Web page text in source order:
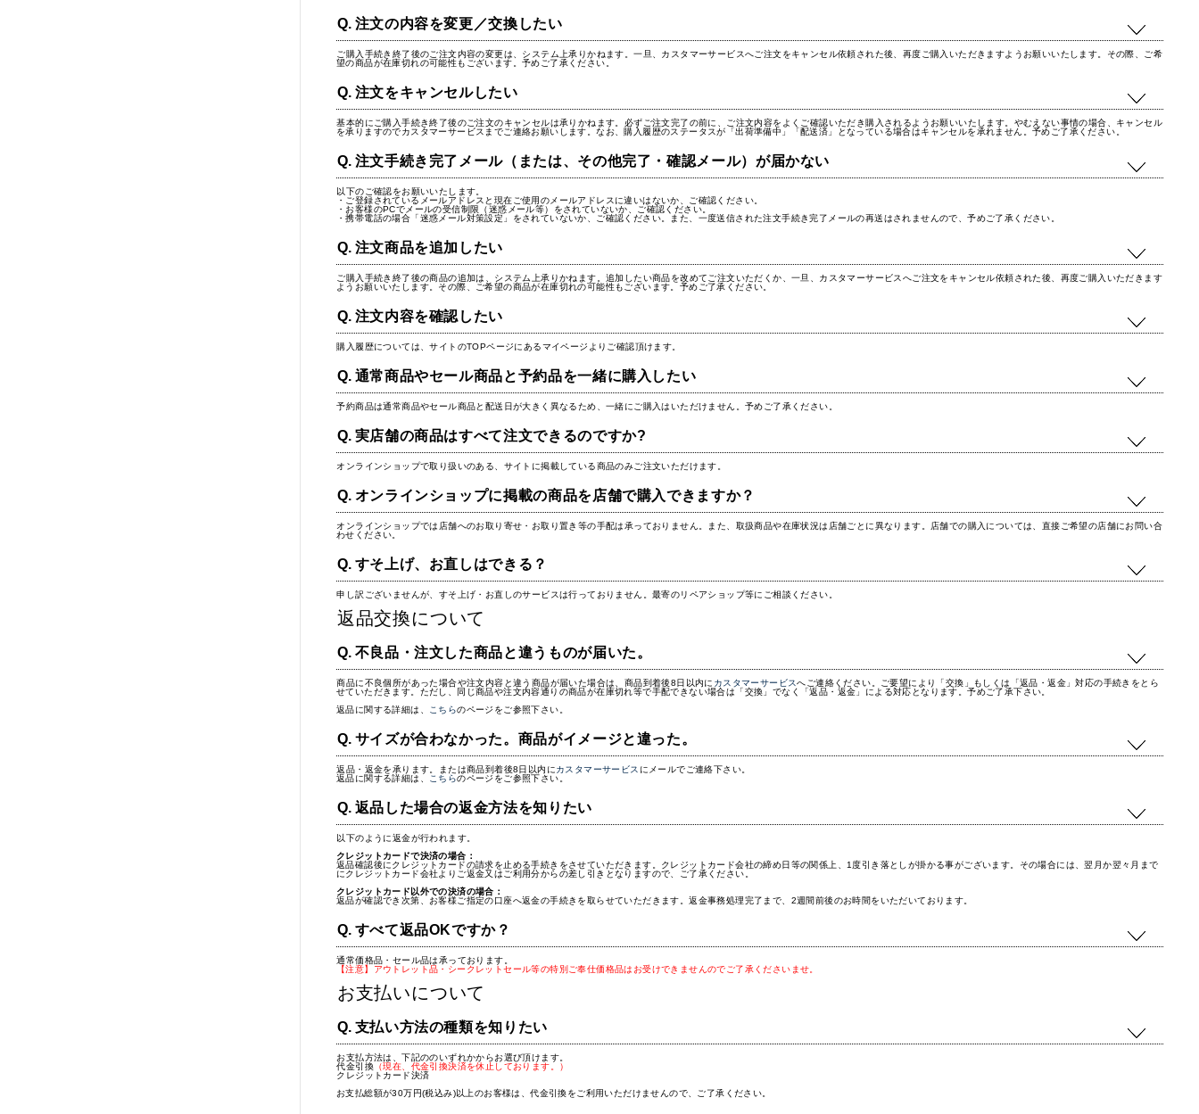
注文の内容を変更／交換したい
ご購入手続き終了後のご注文内容の変更は、システム上承りかねます。一旦、カスタマーサービスへご注文をキャンセル依頼された後、再度ご購入いただきますようお願いいたします。その際、ご希
望の商品が在庫切れの可能性もございます。予めご了承ください。
注文をキャンセルしたい
基本的にご購入手続き終了後のご注文のキャンセルは承りかねます。必ずご注文完了の前に、ご注文内容をよくご確認いただき購入されるようお願いいたします。やむえない事情の場合、キャンセル
を承りますのでカスタマーサービスまでご連絡お願いします。なお、購入履歴のステータスが「出荷準備中」「配送済」となっている場合はキャンセルを承れません。予めご了承ください。
注文手続き完了メール（または、その他完了・確認メール）が届かない
以下のご確認をお願いいたします。
・ご登録されているメールアドレスと現在ご使用のメールアドレスに違いはないか、ご確認ください。
・お客様のPCでメールの受信制限（迷惑メール等）をされていないか、ご確認ください。
・携帯電話の場合「迷惑メール対策設定」をされていないか、ご確認ください。また、一度送信された注文手続き完了メールの再送はされませんので、予めご了承ください。
注文商品を追加したい
ご購入手続き終了後の商品の追加は、システム上承りかねます。追加したい商品を改めてご注文いただくか、一旦、カスタマーサービスへご注文をキャンセル依頼された後、再度ご購入いただきます
ようお願いいたします。その際、ご希望の商品が在庫切れの可能性もございます。予めご了承ください。
注文内容を確認したい
購入履歴については、サイトのTOPページにあるマイページよりご確認頂けます。
通常商品やセール商品と予約品を一緒に購入したい
予約商品は通常商品やセール商品と配送日が大きく異なるため、一緒にご購入はいただけません。予めご了承ください。
実店舗の商品はすべて注文できるのですか?
オンラインショップで取り扱いのある、サイトに掲載している商品のみご注文いただけます。
オンラインショップに掲載の商品を店舗で購入できますか？
オンラインショップでは店舗へのお取り寄せ・お取り置き等の手配は承っておりません。また、取扱商品や在庫状況は店舗ごとに異なります。店舗での購入については、直接ご希望の店舗にお問い合
わせください。
すそ上げ、お直しはできる？
申し訳ございませんが、すそ上げ・お直しのサービスは行っておりません。最寄のリペアショップ等にご相談ください。
返品交換について
不良品・注文した商品と違うものが届いた。
商品に不良個所があった場合や注文内容と違う商品が届いた場合は、商品到着後8日以内に カスタマーサービスへご連絡ください。ご要望により「交換」もしくは「返品・返金」対応の手続きをとら
せていただきます。ただし、同じ商品や注文内容通りの商品が在庫切れ等で手配できない場合は「交換」でなく「返品・返金」による対応となります。予めご了承下さい。
返品に関する詳細は、
こちらのページをご参照下さい。
サイズが合わなかった。商品がイメージと違った。
返品・返金を承ります。または商品到着後8日以内にカスタマーサービス にメールでご連絡下さい。
返品に関する詳細は、
こちらのページをご参照下さい。
返品した場合の返金方法を知りたい
以下のように返金が行われます。
クレジットカードで決済の場合：
返品確認後にクレジットカードの請求を止める手続きをさせていただきます。クレジットカード会社の締め日等の関係上、1度引き落としが掛かる事がございます。その場合には、翌月か翌々月まで
にクレジットカード会社よりご返金又はご利用分からの差し引きとなりますので、ご了承ください。
クレジットカード以外での決済の場合：
返品が確認でき次第、お客様ご指定の口座へ返金の手続きを取らせていただきます。返金事務処理完了まで、2週間前後のお時間をいただいております。
すべて返品OKですか？
通常価格品・セール品は承っております。
【注意】アウトレット品・シークレットセール等の特別ご奉仕価格品はお受けできませんのでご了承くださいませ。
お支払いについて
支払い方法の種類を知りたい
お支払方法は、下記ののいずれかからお選び頂けます。
代金引換 （現在、代金引換決済を休止しております。）
クレジットカード決済
お支払総額が30万円(税込み)以上のお客様は、代金引換をご利用いただけませんので、ご了承ください。